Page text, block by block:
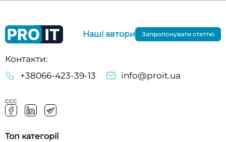
Контакти:
+38066-423-39-13
info@proit.ua
ссс
Наші автори Запропонувати статтю
Топ категорії